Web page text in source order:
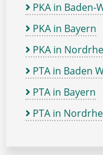
PKA in
PKA in Bayern
PKA in
PTA in Baden
PTA in Bayern
PTA in